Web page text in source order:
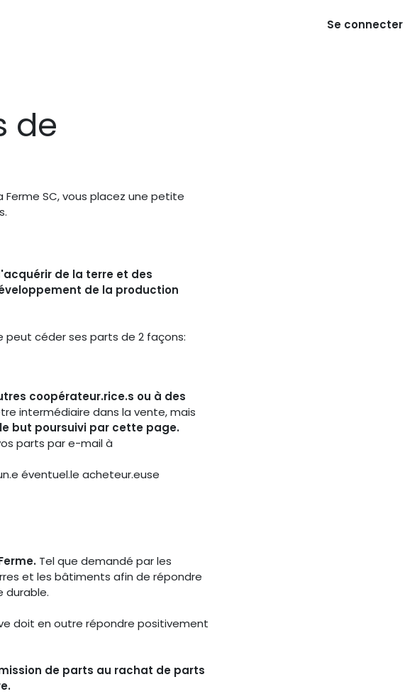
Se connecter
de
SC, vous placez une petite
de la terre et des
de la production
céder ses parts de 2 façons:
coopérateur.rice.s ou à des
intermédiaire dans la vente, mais
but poursuivi par cette page.
parts par e-mail à
éventuel.le acheteur.euse
Tel que demandé par les
et les bâtiments afin de répondre
durable.
doit en outre répondre positivement
de parts au rachat de parts